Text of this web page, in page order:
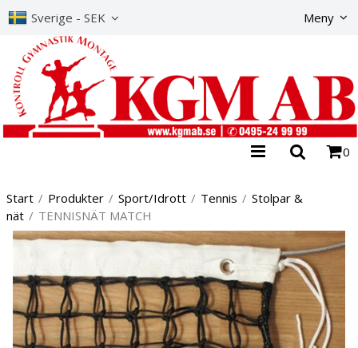
Sverige - SEK Meny
0
Start / Produkter / Sport/Idrott / Tennis / Stolpar &
nät / TENNISNÄT MATCH